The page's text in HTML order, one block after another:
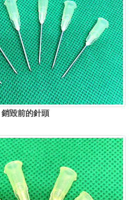
銷毀前的針頭